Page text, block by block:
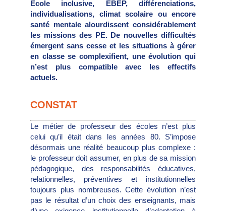
École inclusive, EBEP, différenciations,
individualisations, climat scolaire ou encore
santé mentale alourdissent considérablement
les missions des PE. De nouvelles difficultés
émergent sans cesse et les situations à gérer
en classe se complexifient, une évolution qui
n’est plus compatible avec les effectifs
actuels.
CONSTAT
Le métier de professeur des écoles n’est plus
celui qu’il était dans les années 80. S’impose
désormais une réalité beaucoup plus complexe :
le professeur doit assumer, en plus de sa mission
pédagogique, des responsabilités éducatives,
relationnelles, préventives et institutionnelles
toujours plus nombreuses. Cette évolution n’est
pas le résultat d’un choix des enseignants, mais